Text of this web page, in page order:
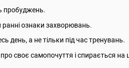
пробуджень.
ранні ознаки захворювань.
день, а не тільки під час тренувань.
своє самопочуття і спирається на